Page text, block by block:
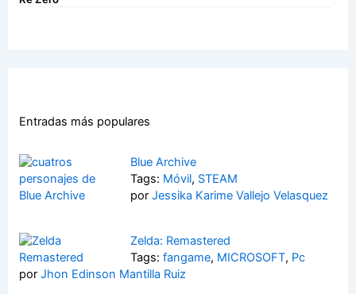
Entradas más populares
Blue Archive
Tags: Móvil, STEAM
por Jessika Karime Vallejo Velasquez
Zelda: Remastered
Tags: fangame, MICROSOFT, Pc
porJhon Edinson Mantilla Ruiz